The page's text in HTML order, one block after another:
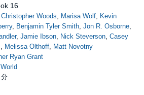
16
Christopher Woods Marisa Wolf,
Kevin
, Benjamin Tyler Smith, Jon R. Osborne,
, Jamie Ibson, Nick Steverson, Casey
Melissa Olthoff,
Matt Novotny
Ryan Grant